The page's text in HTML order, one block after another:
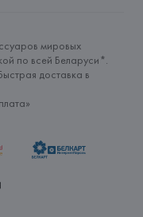
мировых
по всей Беларуси*.
доставка в
»